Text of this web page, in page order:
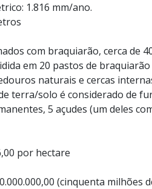
1.816 mm/ano.
com braquiarão, cerca de
em 20 pastos de
naturais e cercas
terra/solo é considerado de
5 açudes (um deles
por hectare
(cinquenta milhões